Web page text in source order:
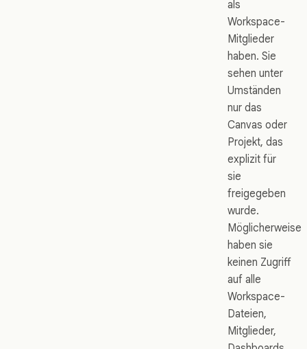
als
Workspace-
Mitglieder
haben. Sie
sehen unter
Umständen
nur das
Canvas oder
Projekt, das
explizit für
sie
freigegeben
wurde.
Möglicherweise
haben sie
keinen Zugriff
auf alle
Workspace-
Dateien,
Mitglieder,